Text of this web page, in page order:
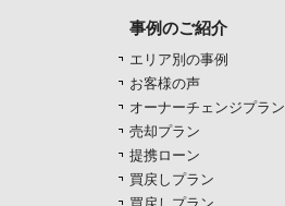
事例のご紹介
エリア別の事例
お客様の声
オーナーチェンジプラン
売却プラン
提携ローン
買戻しプラン